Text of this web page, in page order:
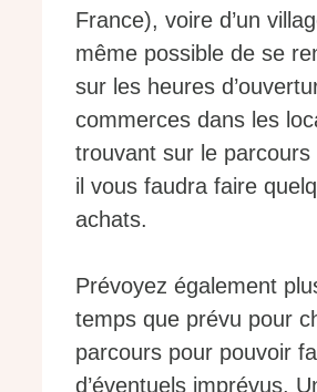
France), voire d’un
même possible de se
sur les heures
commerces dans les
trouvant sur le parcours
il vous faudra faire
achats.
Prévoyez également
temps que prévu pour
parcours pour pouvoir
d’éventuels imprévus.